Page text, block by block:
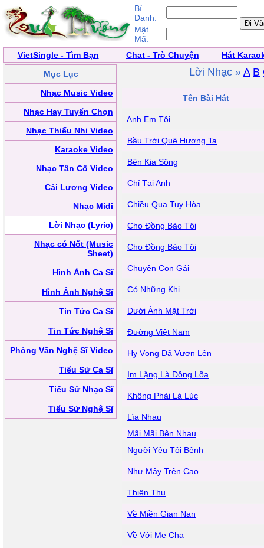
Bí
Danh:
Mật
Mã:
VietSingle - Tìm Bạn
Chat - Trò Chuyện
Hát
Mục Lục
Nhạc Music Video
Nhạc Hay Tuyển Chọn
Nhạc Thiếu Nhi Video
Karaoke Video
Nhạc Tân Cổ Video
Cải Lương Video
Nhạc Midi
Lời Nhạc (Lyric)
Nhạc có Nốt (Music
Sheet)
Hình Ảnh Ca Sĩ
Hình Ảnh Nghệ Sĩ
Tin Tức Ca Sĩ
Tin Tức Nghệ Sĩ
Phỏng Vấn Nghệ Sĩ Video
Tiểu Sử Ca Sĩ
Tiểu Sử Nhạc Sĩ
Tiểu Sử Nghệ Sĩ
Lời Nhạc » A B
Tên Bài Hát
Anh Em Tôi
Bầu Trời Quê Hương Ta
Bên Kia Sông
Chỉ Tại Anh
Chiều Qua Tuy Hòa
Cho Đồng Bào Tôi
Cho Đồng Bào Tôi
Chuyện Con Gái
Có Những Khi
Dưới Ánh Mặt Trời
Đường Việt Nam
Hy Vọng Đã Vươn Lên
Im Lặng Là Đồng Lõa
Không Phải Là Lúc
Lìa Nhau
Mãi Mãi Bên Nhau
Người Yêu Tôi Bệnh
Như Mây Trên Cao
Thiên Thu
Về Miền Gian Nan
Về Với Mẹ Cha